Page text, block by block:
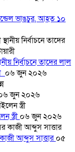
ভাঙচুর, আহত ১০
নির্বাচনে তাদের লাল
০৬ জুন ২০২৬
জুন ২০২৬
স্ত্রী০৬ জুন ২০২৬
আব্দুস সাত্তার০৫